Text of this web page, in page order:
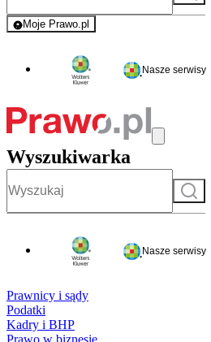
Moje Prawo.pl
- rejestracja i logowanie do serwisu
Nasze serwisy
Wyszukiwarka
Szukaj
Nasze serwisy
Prawnicy i sądy
Podatki
Kadry i BHP